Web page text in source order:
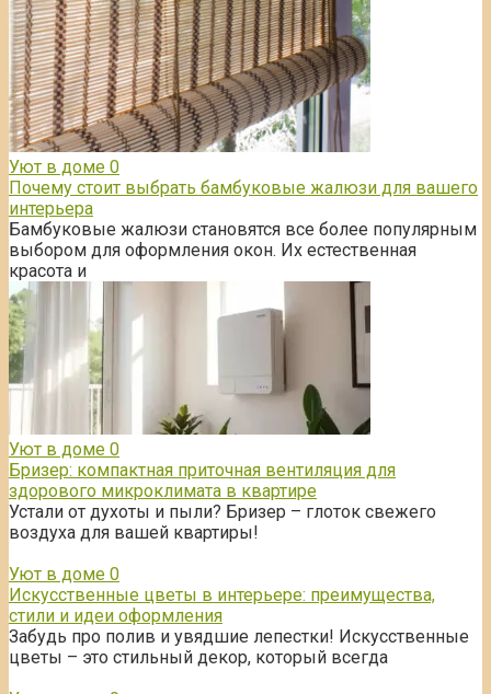
Уют в доме 0
Почему стоит выбрать бамбуковые жалюзи для вашего
интерьера
Бамбуковые жалюзи становятся все более популярным
выбором для оформления окон. Их естественная
красота и
Уют в доме 0
Бризер: компактная приточная вентиляция для
здорового микроклимата в квартире
Устали от духоты и пыли? Бризер – глоток свежего
воздуха для вашей квартиры!
Уют в доме 0
Искусственные цветы в интерьере: преимущества,
стили и идеи оформления
Забудь про полив и увядшие лепестки! Искусственные
цветы – это стильный декор, который всегда